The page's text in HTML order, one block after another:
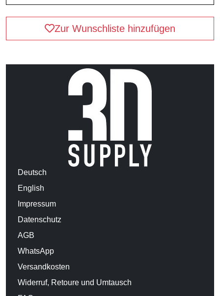
Zur Wunschliste hinzufügen
Deutsch
English
Impressum
Datenschutz
AGB
WhatsApp
Versandkosten
Widerruf, Retoure und Umtausch